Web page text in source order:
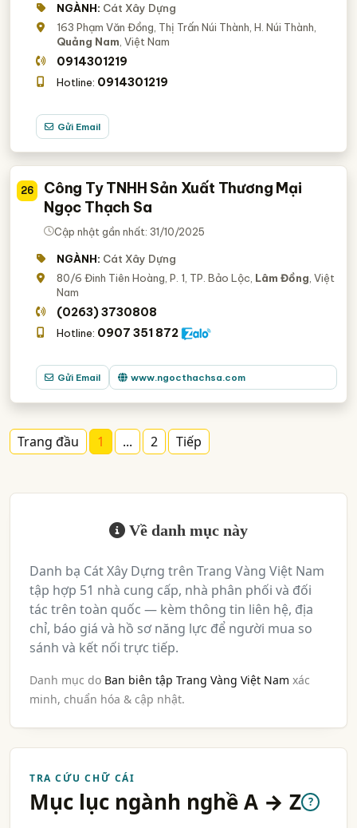
NGÀNH: Cát Xây Dựng
163 Phạm Văn Đồng, Thị Trấn Núi Thành, H. Núi Thành,
Quảng Nam , Việt Nam
0914301219
Hotline: 0914301219
Gửi Email
26
Công Ty TNHH Sản Xuất Thương Mại
Ngọc Thạch Sa
Cập nhật gần nhất: 31/10/2025
NGÀNH: Cát Xây Dựng
80/6 Đinh Tiên Hoàng, P. 1, TP. Bảo Lộc, Lâm Đồng , Việt
Nam
(0263) 3730808
Hotline: 0907 351 872
Gửi Email www.ngocthachsa.com
Trang đầu 1 ... 2 Tiếp
Về danh mục này
Danh bạ Cát Xây Dựng trên Trang Vàng Việt Nam
tập hợp 51 nhà cung cấp, nhà phân phối và đối
tác trên toàn quốc — kèm thông tin liên hệ, địa
chỉ, báo giá và hồ sơ năng lực để người mua so
sánh và kết nối trực tiếp.
Danh mục do Ban biên tập Trang Vàng Việt Nam xác
minh, chuẩn hóa & cập nhật.
TRA CỨU CHỮ CÁI
Mục lục ngành nghề A → Z ?